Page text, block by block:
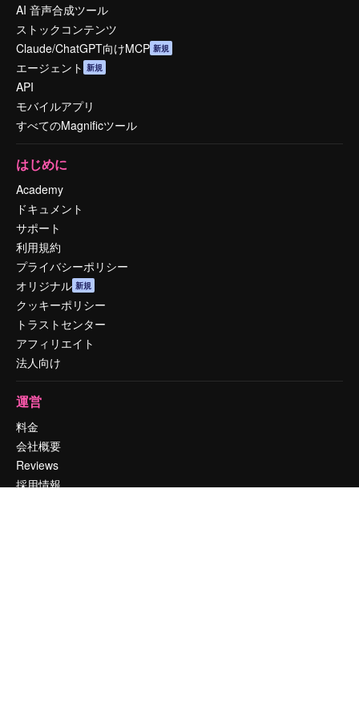
AI 音声合成ツール
ストックコンテンツ
Claude/ChatGPT向けMCP 新規
エージェント 新規
API
モバイルアプリ
すべてのMagnificツール
はじめに
Academy
ドキュメント
サポート
利用規約
プライバシーポリシー
オリジナル 新規
クッキーポリシー
トラストセンター
アフィリエイト
法人向け
運営
料金
会社概要
Reviews
採用情報